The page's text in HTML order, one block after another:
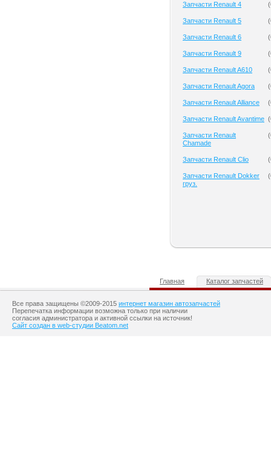
Запчасти Renault 4 (
Запчасти Renault 5 (
Запчасти Renault 6 (
Запчасти Renault 9 (
Запчасти Renault A610 (
Запчасти Renault Agora (
Запчасти Renault Alliance (
Запчасти Renault Avantime (
Запчасти Renault
Chamade
(
Запчасти Renault Clio (
Запчасти Renault Dokker
груз.
(
Главная Каталог запчастей
Все права защищены ©2009-2015 интернет магазин автозапчастей
Перепечатка информации возможна только при наличии
согласия администратора и активной ссылки на источник!
Сайт создан в web-студии Beatom.net